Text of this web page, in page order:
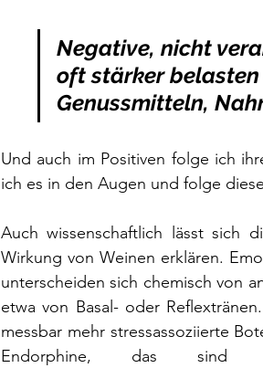
Negative, nicht
oft stärker
Genussmitteln,
Und auch im Positiven folge ich
ich es in den Augen und folge
Auch wissenschaftlich lässt sich
Wirkung von Weinen erklären.
unterscheiden sich chemisch von
etwa von Basal- oder
messbar mehr stressassoziierte
Endorphine, das sind